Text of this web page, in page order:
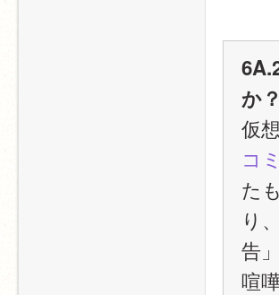
か？
仮
コ
た
り
告
喧